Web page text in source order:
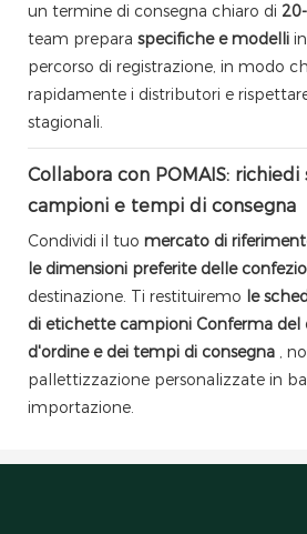
un termine di consegna chiaro di
team prepara specifiche e modelli
percorso di registrazione, in modo
rapidamente i distributori e
stagionali.
Collabora con POMAIS: richiedi
campioni e tempi di consegna
Condividi il tuo mercato di
le dimensioni preferite delle
destinazione. Ti restituiremo le
di etichette campioni Conferma
d'ordine e dei tempi di consegna ,
pallettizzazione personalizzate in
importazione.